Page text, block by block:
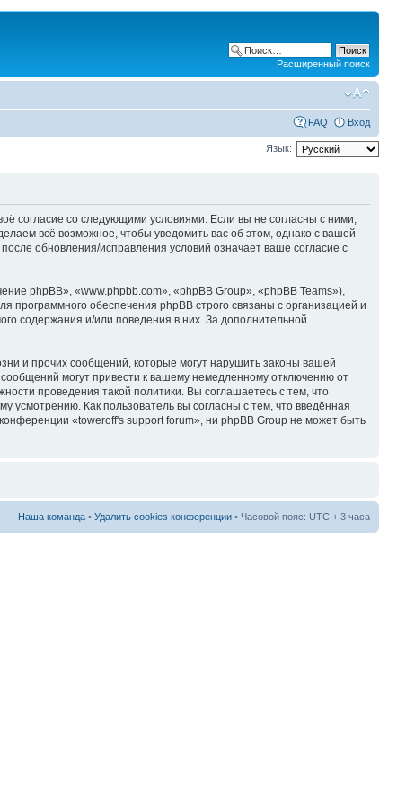
Расширенный поиск
FAQ Вход
Язык:
согласие со следующими условиями. Если вы не согласны с ними,
всё возможное, чтобы уведомить вас об этом, однако с вашей
обновления/исправления условий означает ваше согласие с
phpBB», «www.phpbb.com», «phpBB Group», «phpBB Teams»),
программного обеспечения phpBB строго связаны с организацией и
содержания и/или поведения в них. За дополнительной
и прочих сообщений, которые могут нарушить законы вашей
могут привести к вашему немедленному отключению от
проведения такой политики. Вы соглашаетесь с тем, что
Как пользователь вы согласны с тем, что введённая
«toweroff's support forum», ни phpBB Group не может быть
Наша команда • Удалить cookies конференции • Часовой пояс: UTC + 3 часа